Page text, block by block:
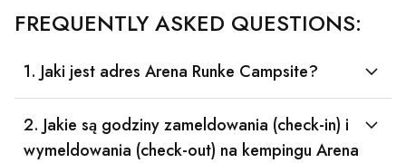
FREQUENTLY ASKED QUESTIONS:
1. Jaki jest adres Arena Runke Campsite?
2. Jakie są godziny zameldowania (check-in) i
wymeldowania (check-out) na kempingu Arena